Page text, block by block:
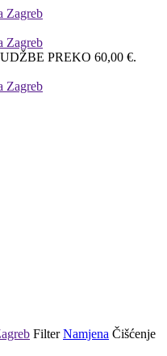
PREKO 60,00 €.
Filter Namjena Čišćenje